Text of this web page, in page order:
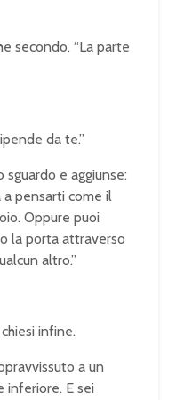
secondo. “La parte
da te.”
e aggiunse:
a pensarti come il
Oppure puoi
la porta attraverso
altro.”
infine.
a un
E sei